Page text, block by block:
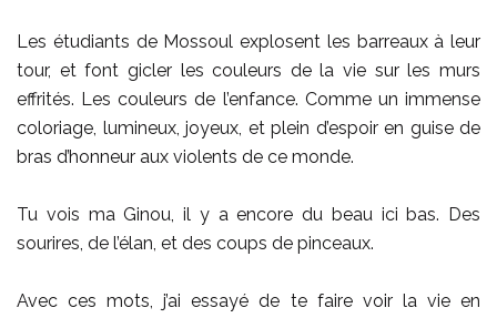
Les étudiants de Mossoul explosent les barreaux à leur
tour, et font gicler les couleurs de la vie sur les murs
effrités. Les couleurs de l’enfance. Comme un immense
coloriage, lumineux, joyeux, et plein d’espoir en guise de
bras d’honneur aux violents de ce monde.
Tu vois ma Ginou, il y a encore du beau ici bas. Des
sourires, de l’élan, et des coups de pinceaux.
Avec ces mots, j’ai essayé de te faire voir la vie en